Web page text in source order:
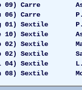
09) Carre
06) Carre
Sextile
Sextile
02) Sextile
02) Sextile
04) Sextile
08) Sextile